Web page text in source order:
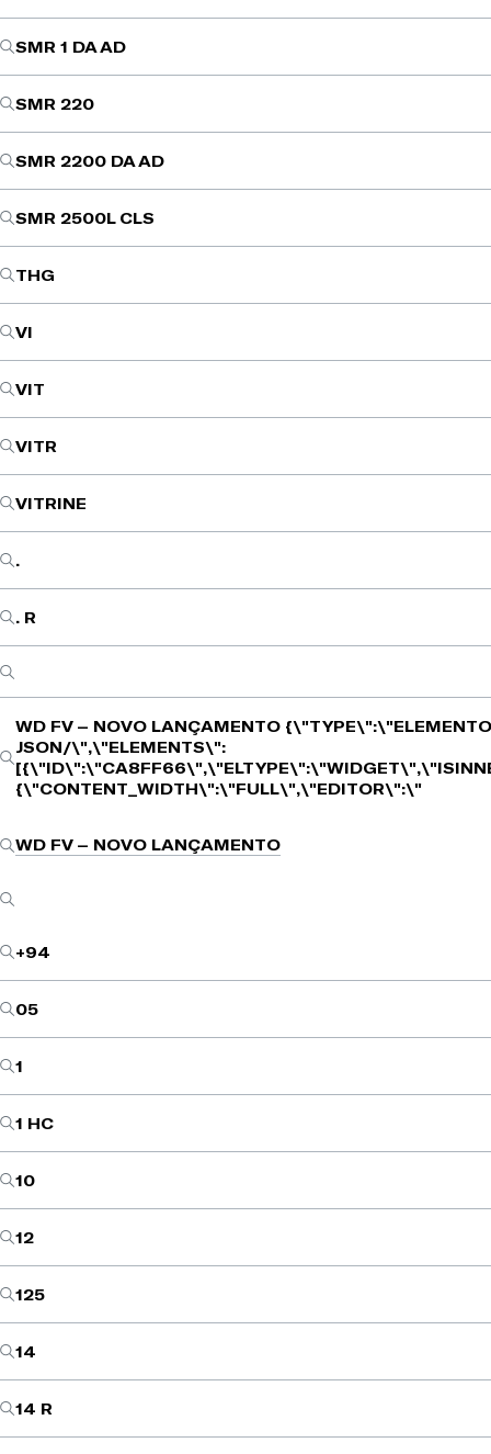
SMR 1 DA AD
SMR 220
SMR 2200 DA AD
SMR 2500L CLS
THG
VI
VIT
VITR
VITRINE
.
. R
WD FV – NOVO LANÇAMENTO
JSON/\",\"ELEMENTS\":
{\"CONTENT_WIDTH\":\"FULL\",\"EDITOR\":\"
WD FV – NOVO LANÇAMENTO
+94
05
1
1 HC
10
12
125
14
14 R